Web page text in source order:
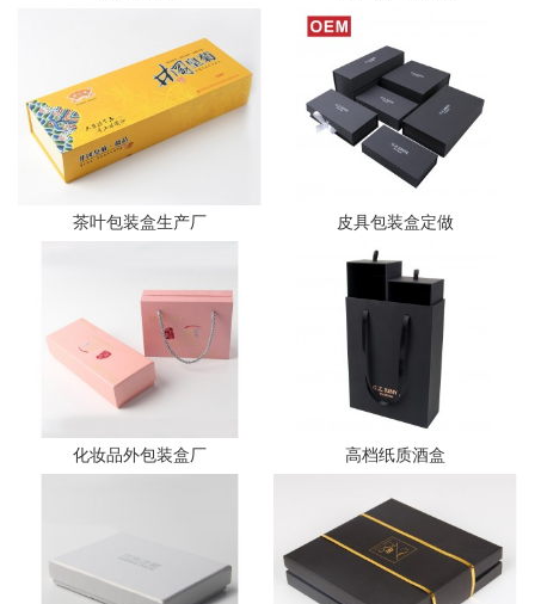
茶叶包装盒生产厂 皮具包装盒定做
化妆品外包装盒厂 高档纸质酒盒